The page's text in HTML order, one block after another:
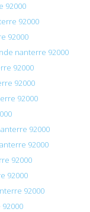
92000
92000
92000
nanterre 92000
92000
92000
92000
92000
92000
92000
92000
92000